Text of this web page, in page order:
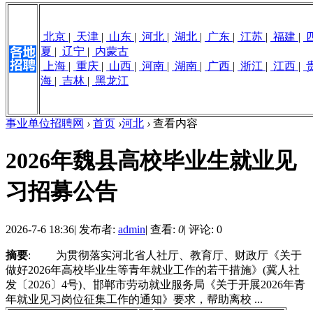
北京 | 天津 | 山东 | 河北 | 湖北 | 广东 | 江苏 | 福建 |
夏 | 辽宁 | 内蒙古
上海 | 重庆 | 山西 | 河南 | 湖南 | 广西 | 浙江 | 江西 |
海 | 吉林 | 黑龙江
事业单位招聘网 › 首页 ›河北 › 查看内容
2026年魏县高校毕业生就业见
习招募公告
2026-7-6 18:36| 发布者: admin| 查看: 0| 评论: 0
摘要: 为贯彻落实河北省人社厅、教育厅、财政厅《关于
做好2026年高校毕业生等青年就业工作的若干措施》(冀人社
发〔2026〕4号)、邯郸市劳动就业服务局《关于开展2026年青
年就业见习岗位征集工作的通知》要求，帮助离校 ...